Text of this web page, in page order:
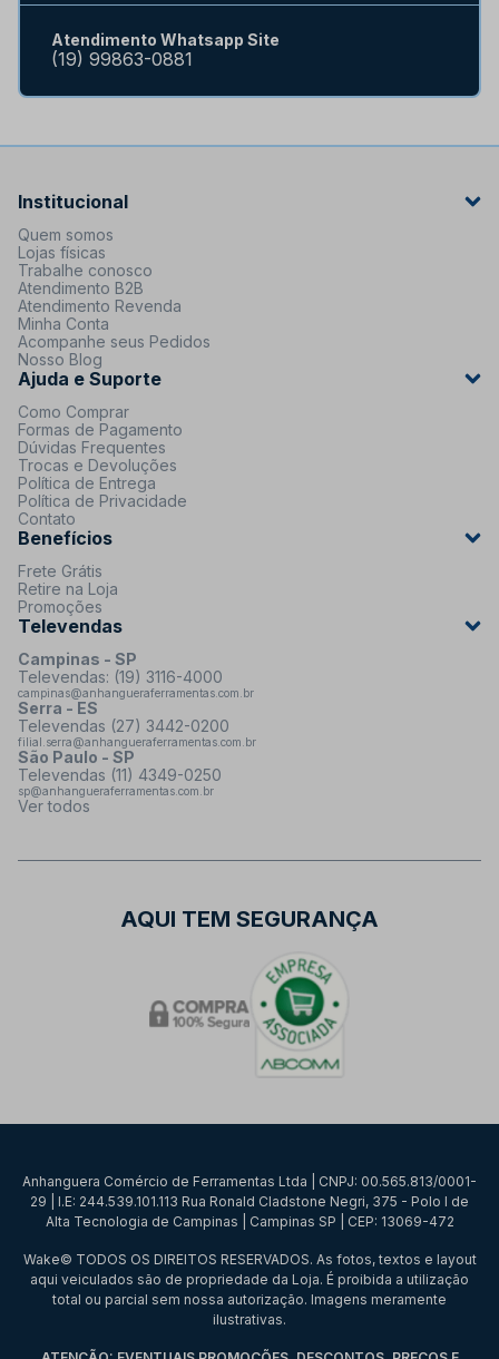
Atendimento Whatsapp Site
(19) 99863-0881
Institucional
Quem somos
Lojas físicas
Trabalhe conosco
Atendimento B2B
Atendimento Revenda
Minha Conta
Acompanhe seus Pedidos
Nosso Blog
Ajuda e Suporte
Como Comprar
Formas de Pagamento
Dúvidas Frequentes
Trocas e Devoluções
Política de Entrega
Política de Privacidade
Contato
Benefícios
Frete Grátis
Retire na Loja
Promoções
Televendas
Campinas - SP
Televendas: (19) 3116-4000
campinas@anhangueraferramentas.com.br
Serra - ES
Televendas (27) 3442-0200
filial.serra@anhangueraferramentas.com.br
São Paulo - SP
Televendas (11) 4349-0250
sp@anhangueraferramentas.com.br
Ver todos
AQUI TEM SEGURANÇA
Anhanguera Comércio de Ferramentas Ltda | CNPJ: 00.565.813/0001-
29 | I.E: 244.539.101.113 Rua Ronald Cladstone Negri, 375 - Polo I de
Alta Tecnologia de Campinas | Campinas SP | CEP: 13069-472
Wake© TODOS OS DIREITOS RESERVADOS. As fotos, textos e layout
aqui veiculados são de propriedade da Loja. É proibida a utilização
total ou parcial sem nossa autorização. Imagens meramente
ilustrativas.